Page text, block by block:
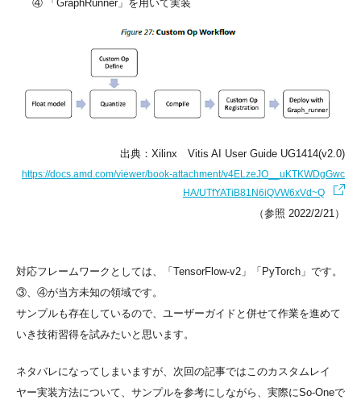
④ 「GraphRunner」を用いて実装
出典：Xilinx Vitis AI User Guide UG1414(v2.0)
https://docs.amd.com/viewer/book-attachment/v4ELzeJO__uKTKWDgGwc
HA/UTfYATiB81N6iQVW6xVd~Q
（参照 2022/2/21）
対応フレームワークとしては、「TensorFlow-v2」「PyTorch」です。
③、④が当方未知の領域です。
サンプルも存在しているので、ユーザーガイドと併せて作業を進めて
いき技術習得を試みたいと思います。
ネタバレになってしまいますが、次回の記事ではこのカスタムレイ
ヤー実装方法について、サンプルを参考にしながら、実際にSo-Oneで